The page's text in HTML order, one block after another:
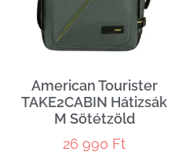
American Tourister
TAKE2CABIN Hátizsák
M Sötétzöld
26 990 Ft